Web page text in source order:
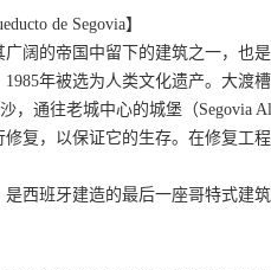
de Segovia】
阔的帝国中留下的建筑之一，也
年被选为人类文化遗产。大渡
，通往老城中心的城堡（Segovia
复，以保证它的生存。在修复工
西班牙建造的最后一座哥特式建